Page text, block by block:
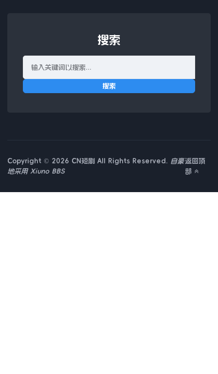
搜索
搜索
Copyright © 2026 CN短剧 All Rights Reserved. 自豪
地采用 Xiuno BBS
返回顶
部